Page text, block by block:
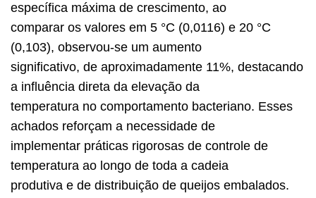
específica máxima de crescimento, ao
comparar os valores em 5 °C (0,0116) e 20 °C
(0,103), observou-se um aumento
significativo, de aproximadamente 11%, destacando
a influência direta da elevação da
temperatura no comportamento bacteriano. Esses
achados reforçam a necessidade de
implementar práticas rigorosas de controle de
temperatura ao longo de toda a cadeia
produtiva e de distribuição de queijos embalados.